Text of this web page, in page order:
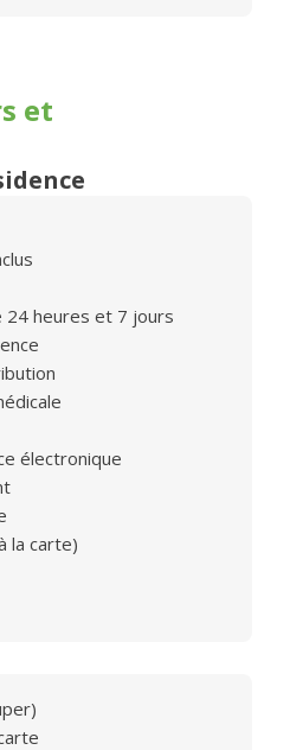
et
24 heures et 7 jours
électronique
la carte)